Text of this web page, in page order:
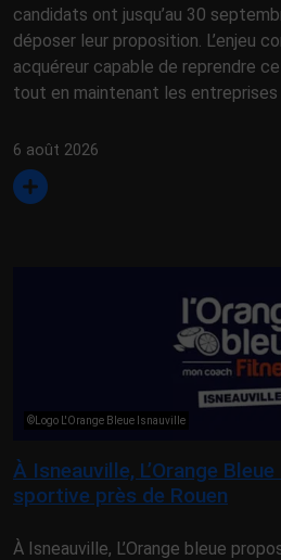
candidats ont jusqu’au 30
déposer leur proposition. L’enjeu
acquéreur capable de reprendre
tout en maintenant les
6 août 2026
©Logo L'Orange Bleue Isnauville
À Isneauville, L’Orange
sportive près de Rouen
À Isneauville, L’Orange bleue